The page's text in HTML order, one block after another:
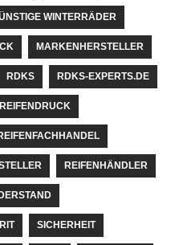
WINTERRÄDER
MARKENHERSTELLER
RDKS RDKS-EXPERTS.DE
REIFENDRUCK
REIFENHÄNDLER
SICHERHEIT